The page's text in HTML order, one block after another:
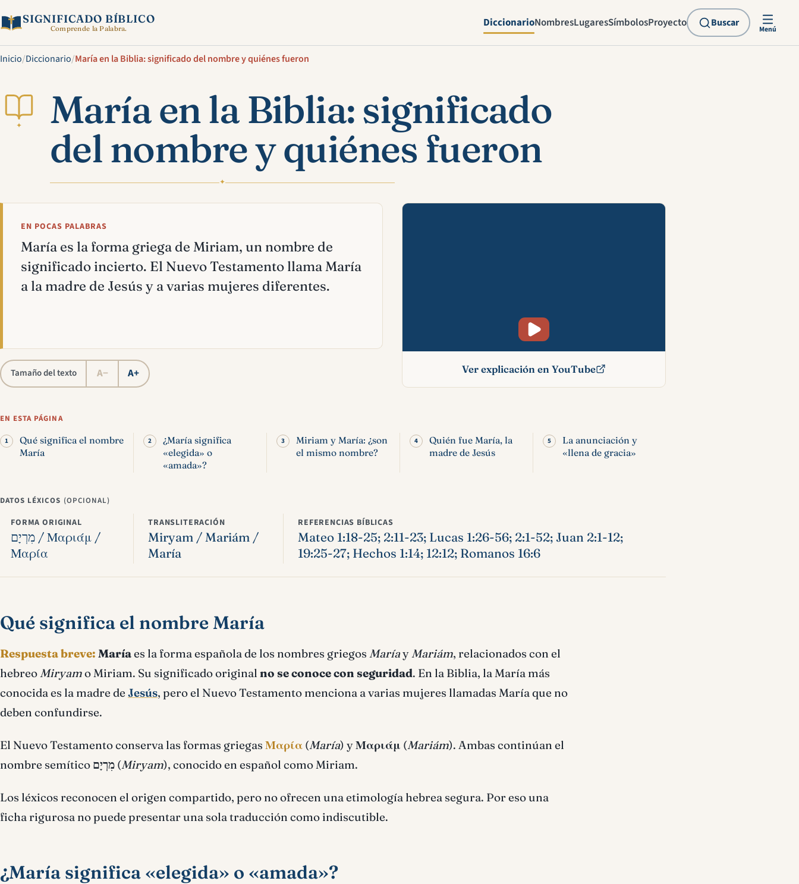
SIGNIFICADO BÍBLICO
Comprende la Palabra. DiccionarioNombresLugaresSímbolosProyecto Buscar
Menú
Inicio/Diccionario/María en la Biblia: significado del nombre y quiénes fueron
✦
María en la Biblia: significado
del nombre y quiénes fueron
✦
EN POCAS PALABRAS
María es la forma griega de Miriam, un nombre de
significado incierto. El Nuevo Testamento llama María
a la madre de Jesús y a varias mujeres diferentes.
Tamaño del texto A− A+
Mira esta explicación en vídeo
Ver explicación en YouTube
EN ESTA PÁGINA
Qué significa el nombre
María
¿María significa
«elegida» o
«amada»?
Miriam y María: ¿son
el mismo nombre?
Quién fue María, la
madre de Jesús
La anunciación y
«llena de gracia»
DATOS LÉXICOS (OPCIONAL)
FORMA ORIGINAL
מִרְיָם / Μαριάμ /
Μαρία
TRANSLITERACIÓN
Miryam / Mariám /
María
REFERENCIAS BÍBLICAS
Mateo 1:18-25; 2:11-23; Lucas 1:26-56; 2:1-52; Juan 2:1-12;
19:25-27; Hechos 1:14; 12:12; Romanos 16:6
Qué significa el nombre María
Respuesta breve: Maríaes la forma española de los nombres griegos Maríay Mariám, relacionados con el
hebreo Miryamo Miriam. Su significado original no se conoce con seguridad. En la Biblia, la María más
conocida es la madre de Jesús, pero el Nuevo Testamento menciona a varias mujeres llamadas María que no
deben confundirse.
El Nuevo Testamento conserva las formas griegas Μαρία (María) yΜαριάμ (Mariám). Ambas continúan el
nombre semítico מִרְיָם (Miryam), conocido en español como Miriam.
Los léxicos reconocen el origen compartido, pero no ofrecen una etimología hebrea segura. Por eso una
ficha rigurosa no puede presentar una sola traducción como indiscutible.
¿María significa «elegida» o «amada»?